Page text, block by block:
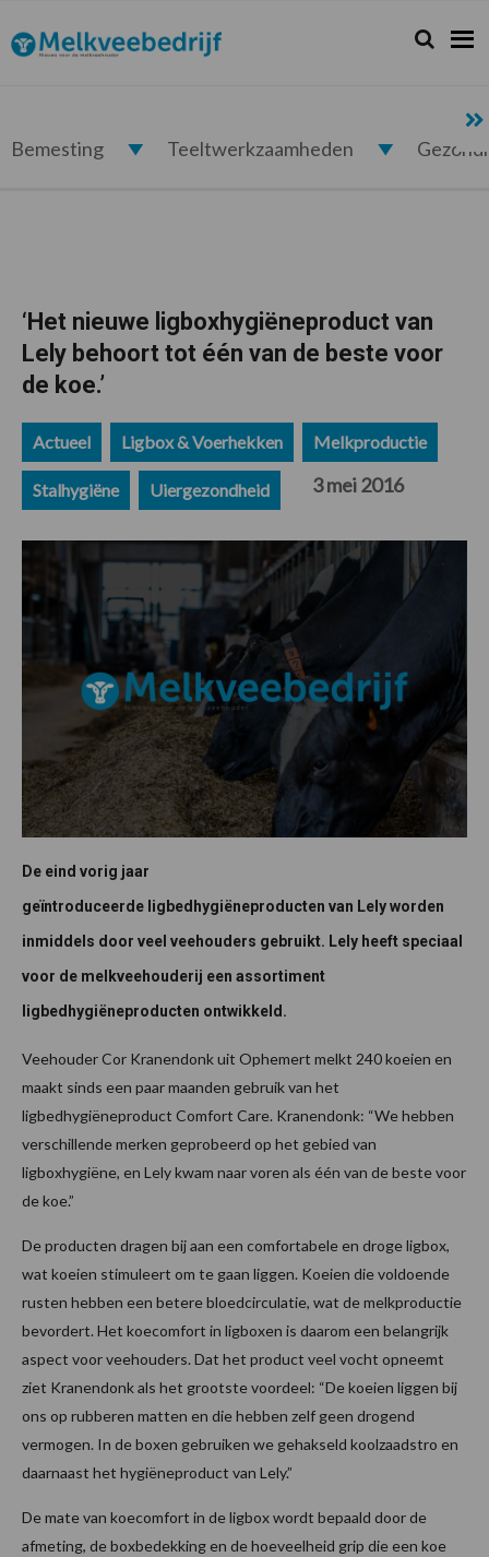
de
hoofdnavigatie
de
hoofd
de
eerste
de
voettekst
Melkveebedrijf.nl Zoeken...
Zoek
Bemesting Teeltwerkzaamheden
‘Het nieuwe ligboxhygiëneproduct van
Lely behoort tot één van de beste voor
de koe.’
Actueel Ligbox & Voerhekken Melkproductie
Stalhygiëne Uiergezondheid 3 mei 2016
De eind vorig jaar
geïntroduceerde ligbedhygiëneproducten van Lely worden
inmiddels door veel veehouders gebruikt. Lely heeft speciaal
voor de melkveehouderij een assortiment
ligbedhygiëneproducten ontwikkeld.
Veehouder Cor Kranendonk uit Ophemert melkt 240 koeien en
maakt sinds een paar maanden gebruik van het
ligbedhygiëneproduct Comfort Care. Kranendonk: “We hebben
verschillende merken geprobeerd op het gebied van
ligboxhygiëne, en Lely kwam naar voren als één van de beste voor
de koe.”
De producten dragen bij aan een comfortabele en droge ligbox,
wat koeien stimuleert om te gaan liggen. Koeien die voldoende
rusten hebben een betere bloedcirculatie, wat de melkproductie
bevordert. Het koecomfort in ligboxen is daarom een belangrijk
aspect voor veehouders. Dat het product veel vocht opneemt
ziet Kranendonk als het grootste voordeel: “De koeien liggen bij
ons op rubberen matten en die hebben zelf geen drogend
vermogen. In de boxen gebruiken we gehakseld koolzaadstro en
daarnaast het hygiëneproduct van Lely.”
De mate van koecomfort in de ligbox wordt bepaald door de
afmeting, de boxbedekking en de hoeveelheid grip die een koe